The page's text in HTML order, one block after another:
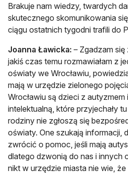
Brakuje nam wiedzy, twardych
skutecznego skomunikowania
ciągu ostatnich tygodni trafili do
Joanna Ławicka: – Zgadzam się
jakiś czas temu rozmawiałam z
oświaty we Wrocławiu,
mają w urzędzie zielonego
Wrocławiu są dzieci z autyzmem
intelektualną, które przyjechały
rodziny nie zgłoszą się
oświaty. One szukają informacji,
zwrócić o pomoc, jeśli mają
dlatego dzwonią do nas i innych
nikt w urzędzie miasta nie wie,